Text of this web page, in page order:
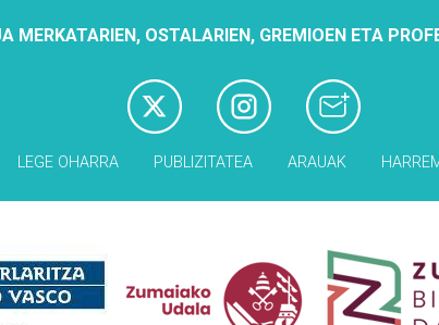
MERKATARIEN, OSTALARIEN, GREMIOEN ETA
LEGE OHARRA PUBLIZITATEA ARAUAK